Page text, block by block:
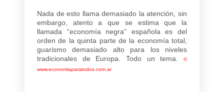
Nada de esto llama demasiado la atención, sin
embargo, atento a que se estima que la
llamada “economía negra” española es del
orden de la quinta parte de la economía total,
guarismo demasiado alto para los niveles
tradicionales de Europa. Todo un tema.
©
www.economiaparatodos.com.ar